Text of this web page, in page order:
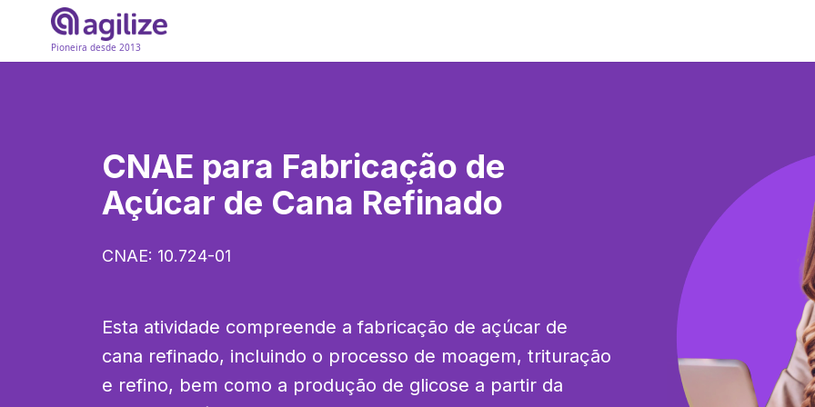
Pioneira desde 2013
CNAE para Fabricação de
Açúcar de Cana Refinado
CNAE: 10.724-01
Esta atividade compreende a fabricação de açúcar de
cana refinado, incluindo o processo de moagem, trituração
e refino, bem como a produção de glicose a partir da